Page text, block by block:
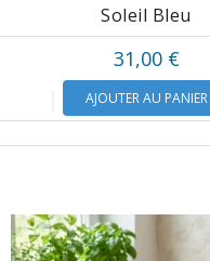
Soleil Bleu
31,00 €
AJOUTER AU PANIER